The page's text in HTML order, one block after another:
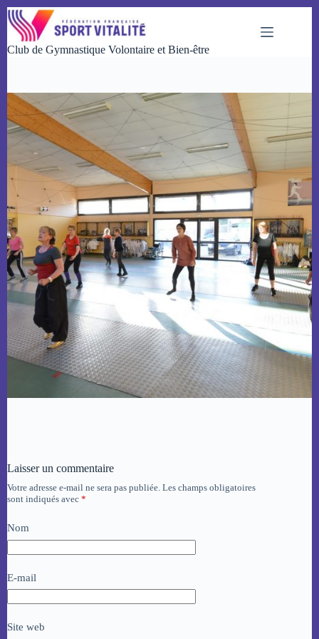
Passer
au
contenu
Club de Gymnastique Volontaire et Bien-être
Laisser un commentaire
Votre adresse e-mail ne sera pas publiée. Les champs obligatoires
sont indiqués avec *
Nom
E-mail
Site web